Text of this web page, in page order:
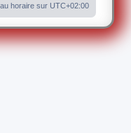
horaire sur UTC+02:00